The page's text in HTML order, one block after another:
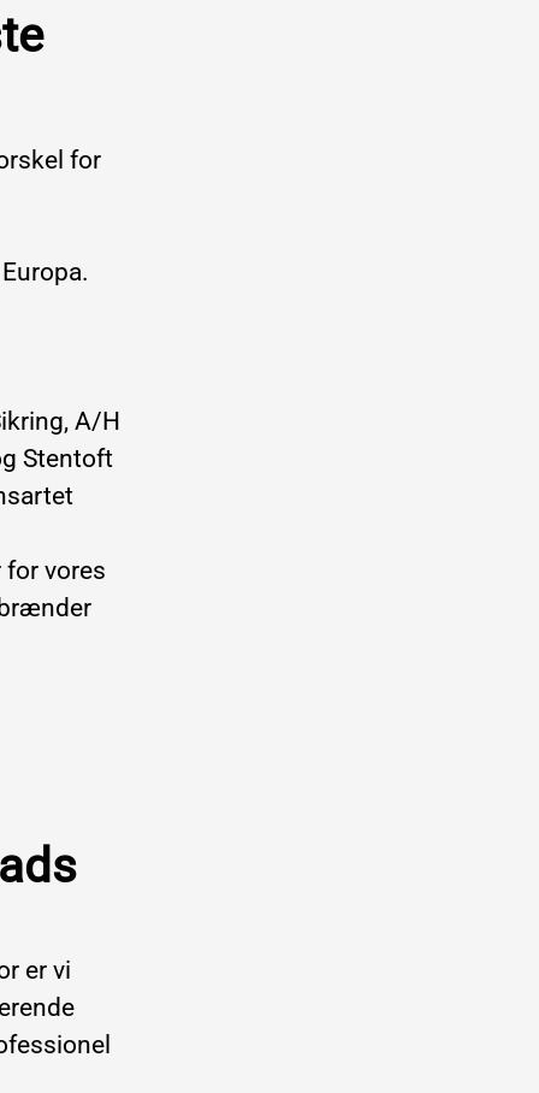
for
A/H
Stentoft
for vores
er vi